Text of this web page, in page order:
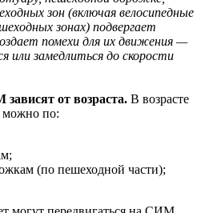
зон (включая велосипедные
зонах) подвергает
помехи для их движения —
или замедлиться до скорости
от возраста. В возрасте
можно по:
(по пешеходной части);